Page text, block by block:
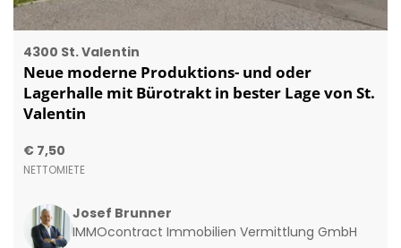
4300 St. Valentin
Neue moderne Produktions- und oder
Lagerhalle mit Bürotrakt in bester Lage von St.
Valentin
€ 7,50
NETTOMIETE
Josef Brunner
IMMOcontract Immobilien Vermittlung GmbH